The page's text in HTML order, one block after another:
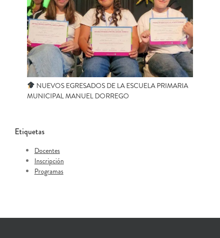
NUEVOS EGRESADOS DE LA ESCUELA PRIMARIA
MUNICIPAL MANUEL DORREGO
Etiquetas
Docentes
Inscripción
Programas